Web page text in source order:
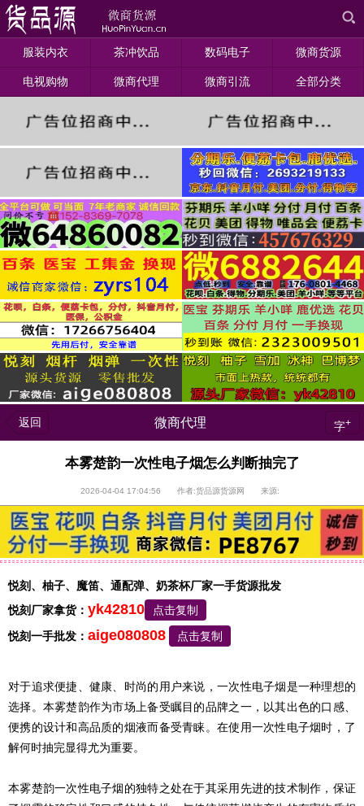
服装内衣 茶冲饮品 数码电子 微商货源
电视购物 微商代理 微商引流 全部分类
返回 微商代理 字+
本雾楚韵一次性电子烟怎么判断抽完了
2026-04-04 17:04:56 作者:货品源货源网 来源:
悦刻、柚子、魔笛、通配弹、奶茶杯厂家一手货源批发
悦刻厂家拿货： yk42810
点击复制
悦刻一手批发： aige080808 点击复制
对于追求便捷、健康、时尚的用户来说，一次性电子烟是一种理想的
选择。本雾楚韵作为市场上备受瞩目的品牌之一，以其出色的口感、
便携的设计和高品质的烟液而备受青睐。在使用一次性电子烟时，了
解何时抽完显得尤为重要。
本雾楚韵一次性电子烟的独特之处在于其采用先进的技术制作，保证